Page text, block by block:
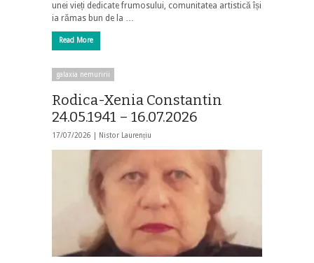
unei vieți dedicate frumosului, comunitatea artistică își
ia rămas bun de la …
Read More
galaxia nemuririi
Rodica-Xenia Constantin
24.05.1941 – 16.07.2026
17/07/2026 | Nistor Laurențiu